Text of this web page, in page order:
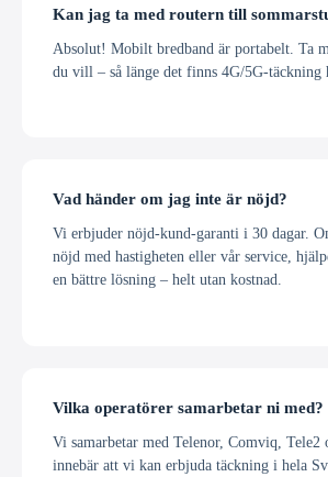
Kan jag ta med routern till
Absolut! Mobilt bredband är portabelt. Ta
du vill – så länge det finns 4G/5G-täckning
Vad händer om jag inte är nöjd?
Vi erbjuder nöjd-kund-garanti i 30 dagar.
nöjd med hastigheten eller vår service,
en bättre lösning – helt utan kostnad.
Vilka operatörer samarbetar ni med?
Vi samarbetar med Telenor, Comviq, Tele2
innebär att vi kan erbjuda täckning i hela